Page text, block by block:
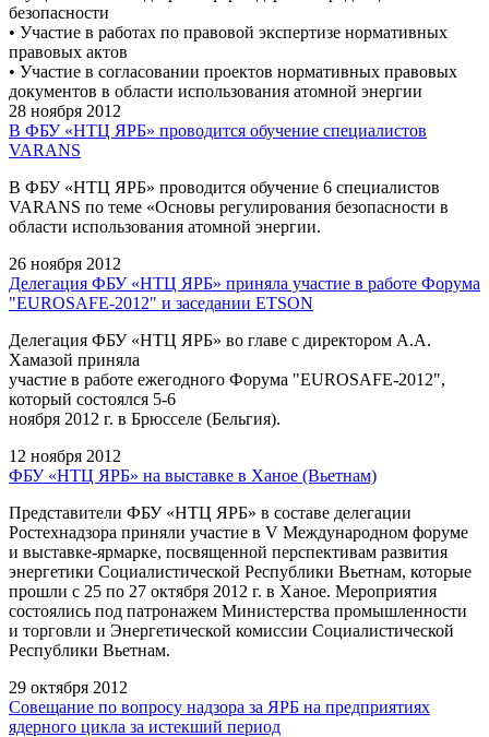
безопасности
• Участие в работах по правовой экспертизе нормативных
правовых актов
• Участие в согласовании проектов нормативных правовых
документов в области использования атомной энергии
28 ноября 2012
В ФБУ «НТЦ ЯРБ» проводится обучение специалистов
VARANS
В ФБУ «НТЦ ЯРБ» проводится обучение 6 специалистов
VARANS по теме «Основы регулирования безопасности в
области использования атомной энергии.
26 ноября 2012
Делегация ФБУ «НТЦ ЯРБ» приняла участие в работе Форума
"EUROSAFE-2012" и заседании ETSON
Делегация ФБУ «НТЦ ЯРБ» во главе с директором А.А.
Хамазой приняла
участие в работе ежегодного Форума "EUROSAFE-2012",
который состоялся 5-6
ноября 2012 г. в Брюсселе (Бельгия).
12 ноября 2012
ФБУ «НТЦ ЯРБ» на выставке в Ханое (Вьетнам)
Представители ФБУ «НТЦ ЯРБ» в составе делегации
Ростехнадзора приняли участие в V Международном форуме
и выставке-ярмарке, посвященной перспективам развития
энергетики Социалистической Республики Вьетнам, которые
прошли с 25 по 27 октября 2012 г. в Ханое. Мероприятия
состоялись под патронажем Министерства промышленности
и торговли и Энергетической комиссии Социалистической
Республики Вьетнам.
29 октября 2012
Совещание по вопросу надзора за ЯРБ на предприятиях
ядерного цикла за истекший период